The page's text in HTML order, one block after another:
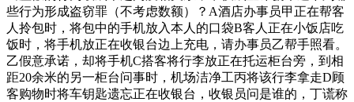
些行为形成盗窃罪（不考虑数额）？A酒店办事员甲正在帮客
人拎包时，将包中的手机放入本人的口袋B客人正在小饭店吃
饭时，将手机放正在收银台边上充电，请办事员乙帮手照看。
乙假意承诺，却将手机C搭客将行李放正在托运柜台旁，到相
距20余米的另一柜台问事时，机场洁净工丙将该行李拿走D顾
客购物时将车钥匙遗忘正在收银台，收银员问是谁的，丁谎称